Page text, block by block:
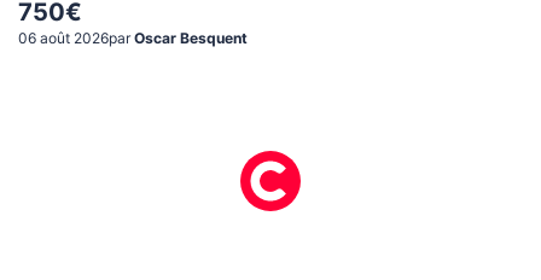
750€
06 août 2026par Oscar Besquent